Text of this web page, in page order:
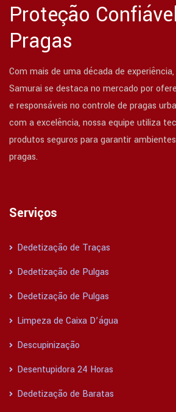
Proteção
Pragas
Com mais de uma década de
Samurai se destaca no mercado por
e responsáveis no controle de pragas
com a excelência, nossa equipe utiliza
produtos seguros para garantir
pragas.
Serviços
Dedetização de Traças
Dedetização de Pulgas
Dedetização de Pulgas
Limpeza de Caixa D’água
Descupinização
Desentupidora 24 Horas
Dedetização de Baratas